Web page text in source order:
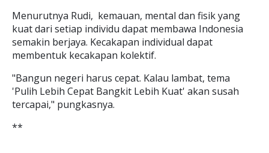
Menurutnya Rudi, kemauan, mental dan fisik yang
kuat dari setiap individu dapat membawa Indonesia
semakin berjaya. Kecakapan individual dapat
membentuk kecakapan kolektif.
"Bangun negeri harus cepat. Kalau lambat, tema
'Pulih Lebih Cepat Bangkit Lebih Kuat' akan susah
tercapai," pungkasnya.
**